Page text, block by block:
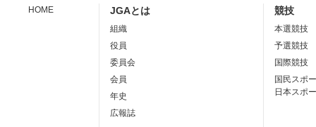
HOME JGAとは
組織
役員
委員会
会員
年史
広報誌
競技
本選競技
予選競技
国際競技
国民スポ
日本スポ